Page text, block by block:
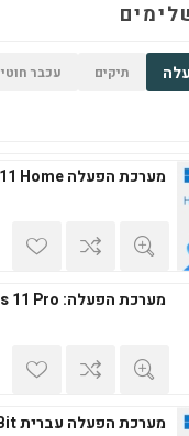
תיקים עכבר חוטי
מערכת הפעלה Windows 11 Home ברכישת מחשב חדש
מערכת הפעלה: Windows 11 Pro ברכישת מחשב חדש
מערכת הפעלה עברית Windows 10/11 Home Edition 64Bit